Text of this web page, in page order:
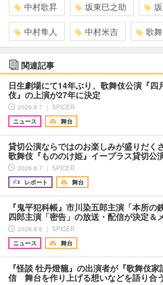
中村歌昇 坂東巳之助
中村隼人 中村米吉 歌
関連記事
日生劇場にて14年ぶり、歌舞伎公演『四
伎』の上演が27年に決定
2026.8.7 ｜ SPICER
ニュース
舞台
貸切公演ならではのお楽しみが盛りだく
歌舞伎『もののけ姫』イープラス貸切公
2026.8.7 ｜ SPICER
レポート
舞台
『鬼平犯科帳』市川染五郎主演「本所の
四郎主演「密告」の放送・配信が決定＆
2026.8.6 ｜ SPICER
ニュース
舞台
『怪談 牡丹燈籠』の出演者が『歌舞伎
信 舞台を作り上げる想いなどを語り合う